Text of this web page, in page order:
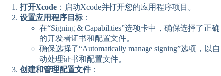
打开Xcode ：启动Xcode并打开您的应用程序项目。
设置应用程序目标 ：
在“Signing & Capabilities”选项卡中，确保选择了正确
的开发者证书和配置文件。
确保选择了“Automatically manage signing”选项，以自
动处理证书和配置文件。
创建和管理配置文件：